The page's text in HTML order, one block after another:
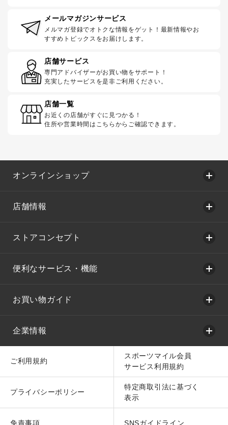
メールマガジンサービス
メルマガ登録でオトクな情報をゲット！最新情報やお
すすめトピックスをお届けします。
店舗サービス
専門アドバイザーがお買い物をサポート！
充実したサービスを是非ご利用ください。
店舗一覧
お近くの店舗がすぐに見つかる！
住所や営業時間はこちらからご確認できます。
オンラインショップ
店舗情報
ストアコンセプト
便利なサービス・機能
お買い物ガイド
企業情報
ご利用規約
スポーツマイル会員
サービス利用規約
プライバシーポリシー
特定商取引法に基づく
表示
免責事項 SNSガイドライン